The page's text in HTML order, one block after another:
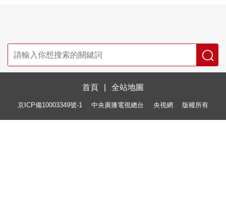
首頁 全站地圖
京ICP備10003349號-1 中央廣播電視總台 央視網 版權所有